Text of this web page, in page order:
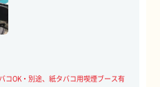
コOK・別途、紙タバコ用喫煙ブース有